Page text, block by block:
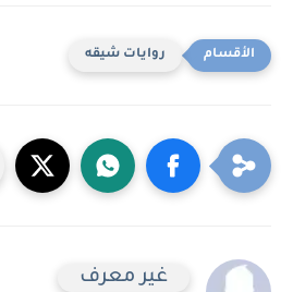
روايات شيقه
غير معرف